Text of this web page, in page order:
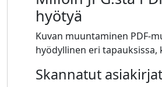
hyötyä
Kuvan muuntaminen PDF-
hyödyllinen eri tapauksissa,
Skannatut asiakirjat